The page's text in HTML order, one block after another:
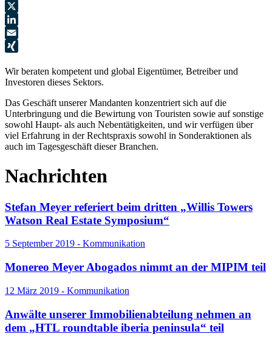
X
LinkedIn
Email
XING
Wir beraten kompetent und global Eigentümer, Betreiber und
Investoren dieses Sektors.
Das Geschäft unserer Mandanten konzentriert sich auf die
Unterbringung und die Bewirtung von Touristen sowie auf sonstige
sowohl Haupt- als auch Nebentätigkeiten, und wir verfügen über
viel Erfahrung in der Rechtspraxis sowohl in Sonderaktionen als
auch im Tagesgeschäft dieser Branchen.
Nachrichten
Stefan Meyer referiert beim dritten „Willis Towers
Watson Real Estate Symposium“
5 September 2019 - Kommunikation
Monereo Meyer Abogados nimmt an der MIPIM teil
12 März 2019 - Kommunikation
Anwälte unserer Immobilienabteilung nehmen an
dem „HTL roundtable iberia peninsula“ teil